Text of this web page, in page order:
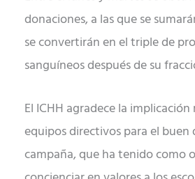
donaciones, a las que se
se convertirán en el triple de
sanguíneos después de su
El ICHH agradece la
equipos directivos para el buen
campaña, que ha tenido como